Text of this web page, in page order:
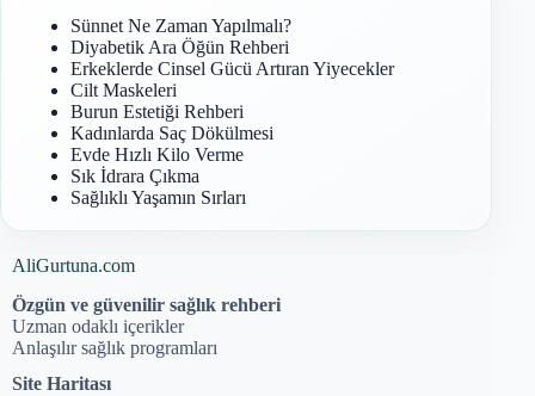
Sünnet Ne Zaman Yapılmalı?
Diyabetik Ara Öğün Rehberi
Erkeklerde Cinsel Gücü Artıran Yiyecekler
Cilt Maskeleri
Burun Estetiği Rehberi
Kadınlarda Saç Dökülmesi
Evde Hızlı Kilo Verme
Sık İdrara Çıkma
Sağlıklı Yaşamın Sırları
AliGurtuna.com
Özgün ve güvenilir sağlık rehberi
Uzman odaklı içerikler
Anlaşılır sağlık programları
Site Haritası